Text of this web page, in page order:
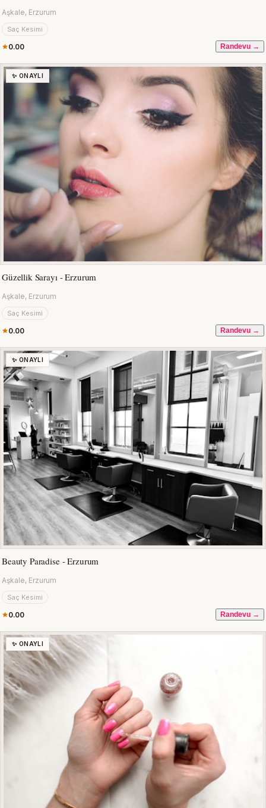
Aşkale, Erzurum
Saç Kesimi
0.00 Randevu →
✨ ONAYLI
Güzellik Sarayı - Erzurum
Aşkale, Erzurum
Saç Kesimi
0.00 Randevu →
✨ ONAYLI
Beauty Paradise - Erzurum
Aşkale, Erzurum
Saç Kesimi
0.00 Randevu →
✨ ONAYLI